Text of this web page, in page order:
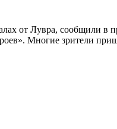
от Лувра, сообщили в
Многие зрители